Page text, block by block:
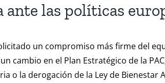
las políticas
un compromiso más firme del
cambio en el Plan Estratégico de la
o la derogación de la Ley de